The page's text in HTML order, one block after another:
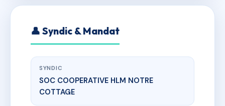
👤 Syndic & Mandat
SYNDIC
SOC COOPERATIVE HLM NOTRE
COTTAGE